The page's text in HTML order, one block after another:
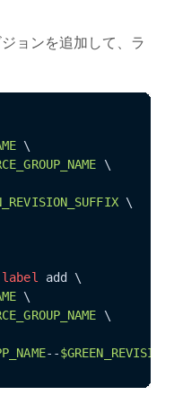
ョンを追加して、ラ
\
\
\
label add \
\
\
--